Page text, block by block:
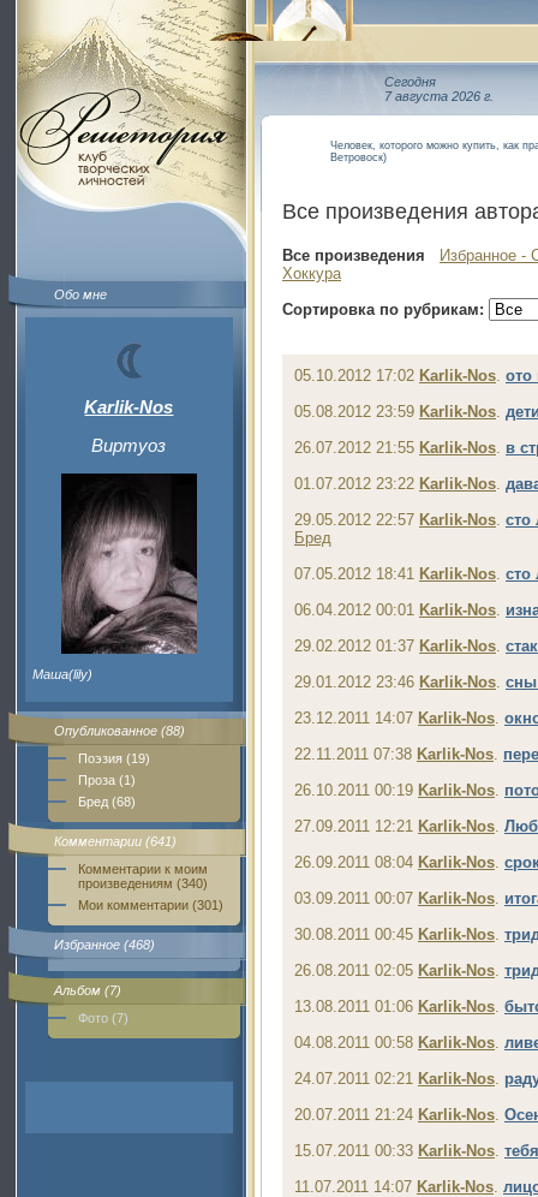
Обо мне
Karlik-Nos
Виртуоз
Маша(lily)
Опубликованное (88)
Поэзия (19)
Проза (1)
Бред (68)
Комментарии (641)
Комментарии к моим
произведениям (340)
Мои комментарии (301)
Избранное (468)
Альбом (7)
Фото (7)
Сегодня
7 августа 2026 г.
Человек, которого можно купить, как
Ветровоск)
Все произведения
Все произведения
Избранное -
Хоккура
Сортировка по рубрикам:
05.10.2012 17:02 Karlik-Nos. ото
05.08.2012 23:59 Karlik-Nos.
26.07.2012 21:55 Karlik-Nos. в
01.07.2012 23:22 Karlik-Nos.
29.05.2012 22:57 Karlik-Nos. сто
Бред
07.05.2012 18:41 Karlik-Nos. сто
06.04.2012 00:01 Karlik-Nos.
29.02.2012 01:37 Karlik-Nos.
29.01.2012 23:46 Karlik-Nos. сны
23.12.2011 14:07 Karlik-Nos.
22.11.2011 07:38 Karlik-Nos.
26.10.2011 00:19 Karlik-Nos.
27.09.2011 12:21 Karlik-Nos.
26.09.2011 08:04 Karlik-Nos.
03.09.2011 00:07 Karlik-Nos.
30.08.2011 00:45 Karlik-Nos.
26.08.2011 02:05 Karlik-Nos.
13.08.2011 01:06 Karlik-Nos.
04.08.2011 00:58 Karlik-Nos.
24.07.2011 02:21 Karlik-Nos.
20.07.2011 21:24 Karlik-Nos.
15.07.2011 00:33 Karlik-Nos. тебя
11.07.2011 14:07 Karlik-Nos.